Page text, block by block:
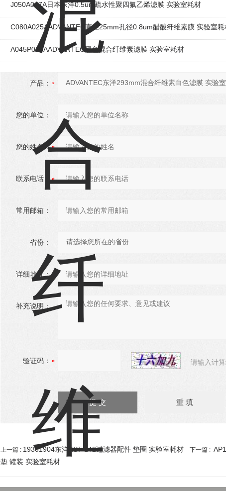
J050A047A日本东洋0.5um疏水性聚四氟乙烯滤膜 实验室耗材
C080A025AADVANTEC直径25mm孔径0.8um醋酸纤维素膜 实验室耗
A045P025AADVANTEC黑色混合纤维素滤膜 实验室耗材
产品：
您的单位：
您的姓名：
联系电话：
常用邮箱：
省份：
详细地址：
补充说明：
验证码： 请输入计
上一篇 : 19301904东洋KST-142过滤器配件 垫圈 实验室耗材 下一篇 :
垫 罐装 实验室耗材